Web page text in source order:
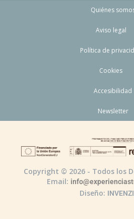
Quiénes
Aviso legal
Política de
Cookies
Accesibilidad
Newsletter
Copyright © 2026 - Todos los
Email:
Diseño: